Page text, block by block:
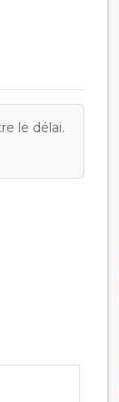
le délai.